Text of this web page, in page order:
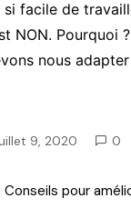
facile de
NON. Pourquoi
nous
9, 2020 0